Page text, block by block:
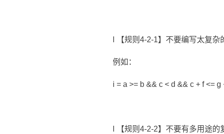
l 【规则4-2-1】不要编写太复杂
例如：
i = a >= b && c < d && c + f <=
l 【规则4-2-2】不要有多用途的